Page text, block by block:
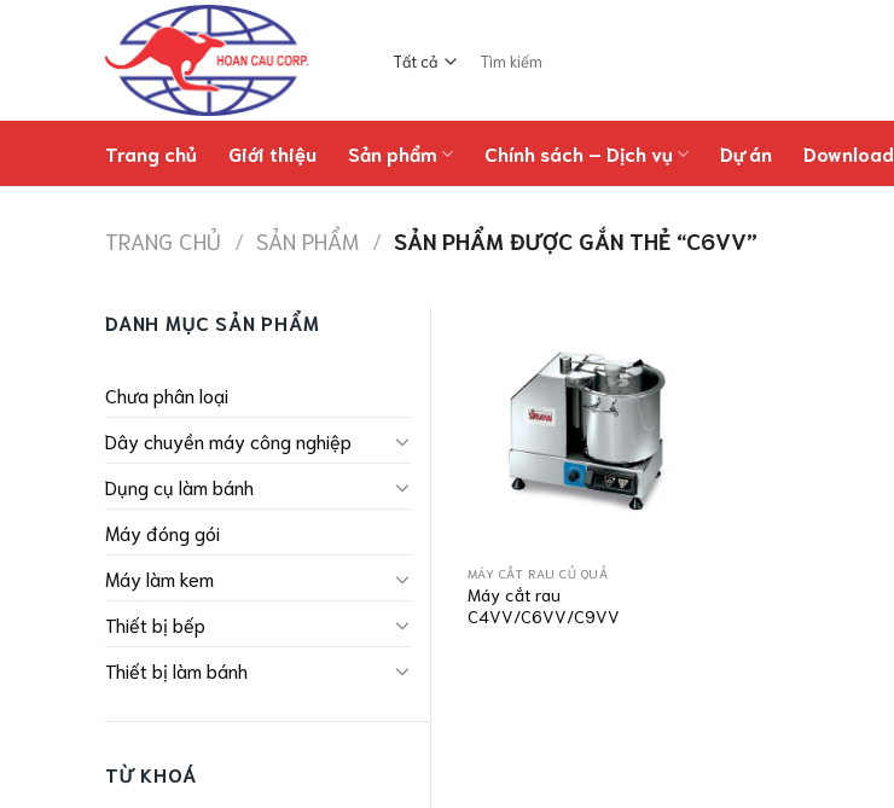
kiếm:
Trang chủ Giới thiệu Sản phẩm Chính sách – Dịch vụ Dự án Download
TRANG CHỦ / SẢN PHẨM / SẢN PHẨM ĐƯỢC GẮN THẺ “C6VV”
DANH MỤC SẢN PHẨM
Chưa phân loại
Dây chuyền máy công nghiệp
Dụng cụ làm bánh
Máy đóng gói
Máy làm kem
Thiết bị bếp
Thiết bị làm bánh
TỪ KHOÁ
MÁY CẮT RAU CỦ QUẢ
Máy cắt rau
C4VV/C6VV/C9VV